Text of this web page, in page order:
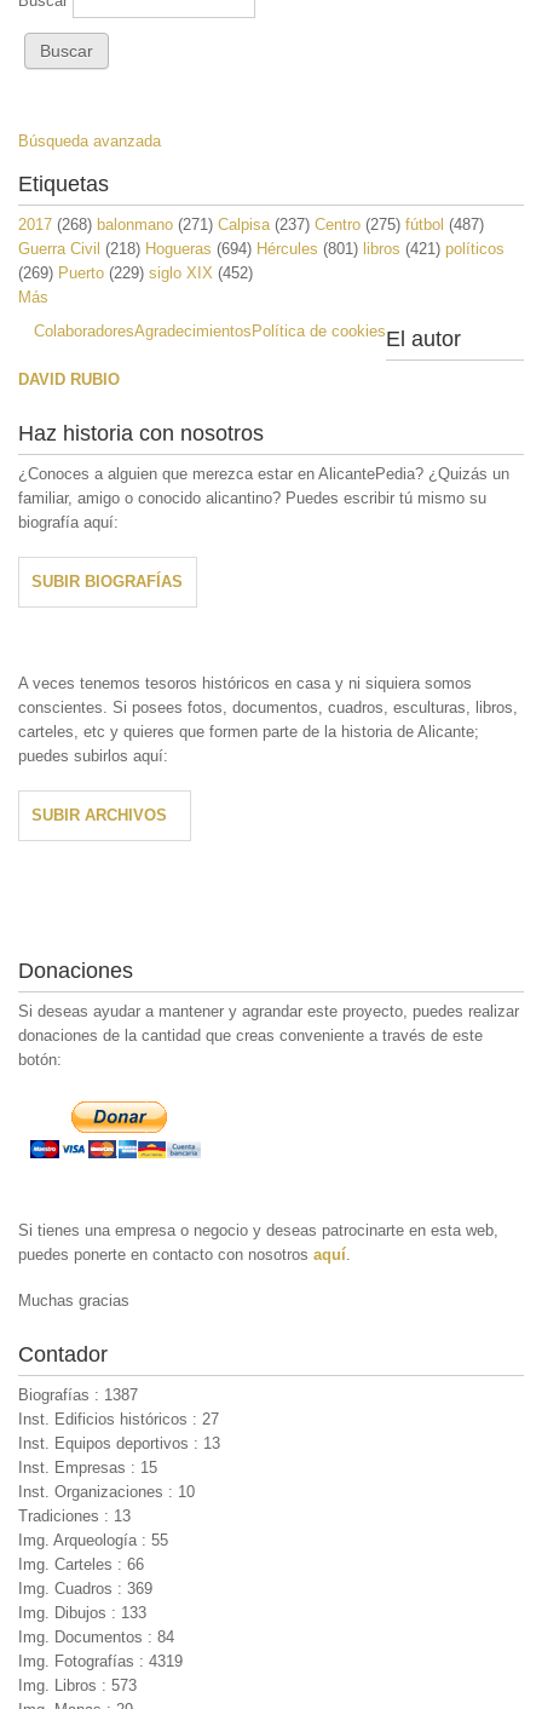
Búsqueda avanzada
Etiquetas
2017 (268) balonmano (271) Calpisa (237) Centro (275) fútbol (487)
Guerra Civil (218) Hogueras (694) Hércules (801) libros (421) políticos
(269) Puerto (229) siglo XIX (452)
Más
ColaboradoresAgradecimientos Política de cookiesEl autor
DAVID RUBIO
Haz historia con nosotros
¿Conoces a alguien que merezca estar en AlicantePedia? ¿Quizás un
familiar, amigo o conocido alicantino? Puedes escribir tú mismo su
biografía aquí:
SUBIR BIOGRAFÍAS
A veces tenemos tesoros históricos en casa y ni siquiera somos
conscientes. Si posees fotos, documentos, cuadros, esculturas, libros,
carteles, etc y quieres que formen parte de la historia de Alicante;
puedes subirlos aquí:
SUBIR ARCHIVOS
Donaciones
Si deseas ayudar a mantener y agrandar este proyecto, puedes realizar
donaciones de la cantidad que creas conveniente a través de este
botón:
Si tienes una empresa o negocio y deseas patrocinarte en esta web,
puedes ponerte en contacto con nosotros aquí
Muchas gracias
Contador
Biografías : 1387
Inst. Edificios históricos : 27
Inst. Equipos deportivos : 13
Inst. Empresas : 15
Inst. Organizaciones : 10
Tradiciones : 13
Img. Arqueología : 55
Img. Carteles : 66
Img. Cuadros : 369
Img. Dibujos : 133
Img. Documentos : 84
Img. Fotografías : 4319
Img. Libros : 573